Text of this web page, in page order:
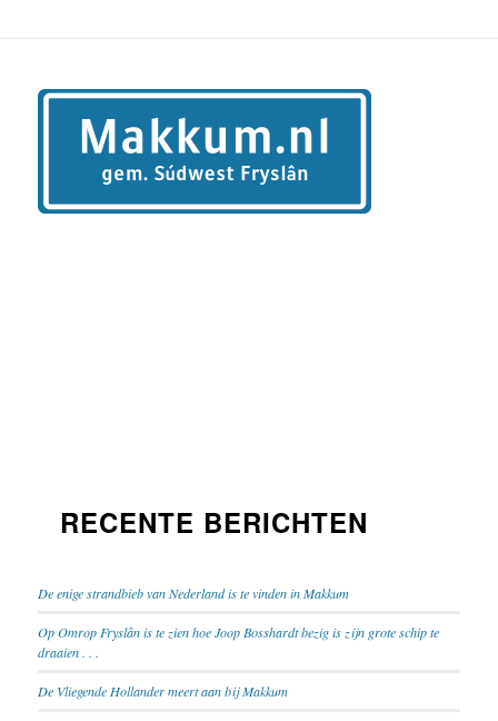
RECENTE BERICHTEN
De enige strandbieb van Nederland is te vinden in Makkum
Op Omrop Fryslân is te zien hoe Joop Bosshardt bezig is zijn grote schip te
draaien . . .
De Vliegende Hollander meert aan bij Makkum